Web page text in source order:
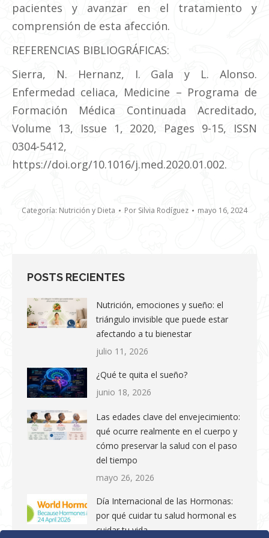
pacientes y avanzar en el tratamiento y
comprensión de esta afección.
REFERENCIAS BIBLIOGRÁFICAS:
Sierra, N. Hernanz, I. Gala y L. Alonso.
Enfermedad celiaca, Medicine – Programa de
Formación Médica Continuada Acreditado,
Volume 13, Issue 1, 2020, Pages 9-15, ISSN
0304-5412,
https://doi.org/10.1016/j.med.2020.01.002.
Categoría: Nutrición y Dieta Por Silvia Rodíguez mayo 16, 2024
POSTS RECIENTES
Nutrición, emociones y sueño: el
triángulo invisible que puede estar
afectando a tu bienestar
julio 11, 2026
¿Qué te quita el sueño?
junio 18, 2026
Las edades clave del envejecimiento:
qué ocurre realmente en el cuerpo y
cómo preservar la salud con el paso
del tiempo
mayo 26, 2026
Día Internacional de las Hormonas:
por qué cuidar tu salud hormonal es
cuidar tu vida